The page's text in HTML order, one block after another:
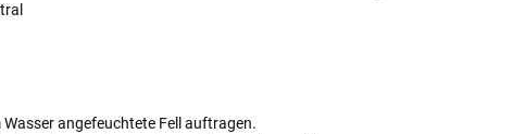
angefeuchtete Fell auftragen.